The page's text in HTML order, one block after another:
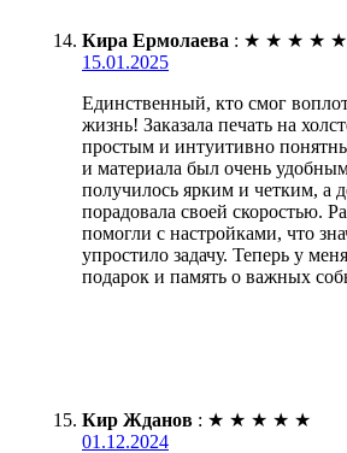
Кира Ермолаева : ★ ★ ★ ★ ★
15.01.2025
Единственный, кто смог
жизнь! Заказала печать на
простым и интуитивно
и материала был очень
получилось ярким и четким, а
порадовала своей скоростью.
помогли с настройками, что
упростило задачу. Теперь у
подарок и память о важных
Кир Жданов : ★ ★ ★ ★ ★
01.12.2024